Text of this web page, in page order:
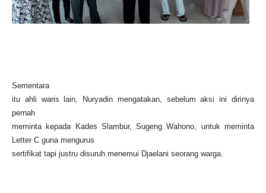
Sementara
itu ahli waris lain, Nuryadin mengatakan, sebelum aksi ini dirinya
pernah
meminta kepada Kades Slambur, Sugeng Wahono, untuk meminta
Letter C guna mengurus
sertifikat tapi justru disuruh menemui Djaelani seorang warga.